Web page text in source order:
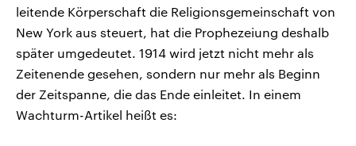
leitende Körperschaft die Religionsgemeinschaft von
New York aus steuert, hat die Prophezeiung deshalb
später umgedeutet. 1914 wird jetzt nicht mehr als
Zeitenende gesehen, sondern nur mehr als Beginn
der Zeitspanne, die das Ende einleitet. In einem
Wachturm-Artikel heißt es: